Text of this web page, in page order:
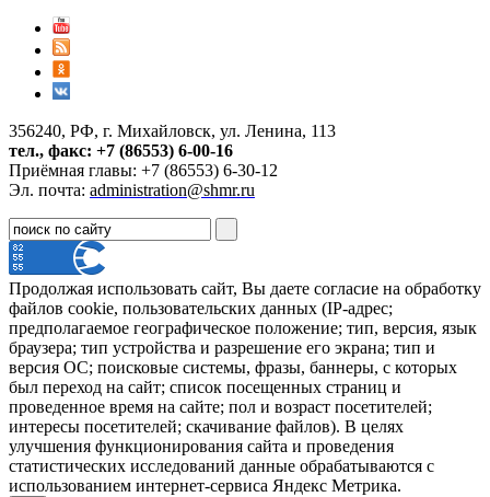
356240, РФ, г. Михайловск, ул. Ленина, 113
тел., факс: +7 (86553) 6-00-16
Приёмная главы: +7 (86553) 6-30-12
Эл. почта: administration@shmr.ru
Продолжая использовать сайт, Вы даете согласие на обработку
файлов cookie, пользовательских данных (IP-адрес;
предполагаемое географическое положение; тип, версия, язык
браузера; тип устройства и разрешение его экрана; тип и
версия ОС; поисковые системы, фразы, баннеры, с которых
был переход на сайт; список посещенных страниц и
проведенное время на сайте; пол и возраст посетителей;
интересы посетителей; скачивание файлов). В целях
улучшения функционирования сайта и проведения
статистических исследований данные обрабатываются с
использованием интернет-сервиса Яндекс Метрика.